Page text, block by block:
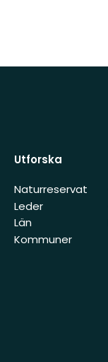
Utforska
Naturreservat
Leder
Län
Kommuner